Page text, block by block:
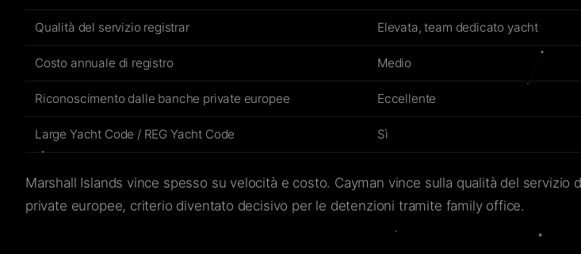
Qualità del servizio registrar Elevata, team dedicato yacht
Costo annuale di registro Medio
Riconoscimento dalle banche private europee Eccellente
Large Yacht Code / REG Yacht Code Sì
Marshall Islands vince spesso su velocità e costo. Cayman vince sulla qualità del
private europee, criterio diventato decisivo per le detenzioni tramite family office.